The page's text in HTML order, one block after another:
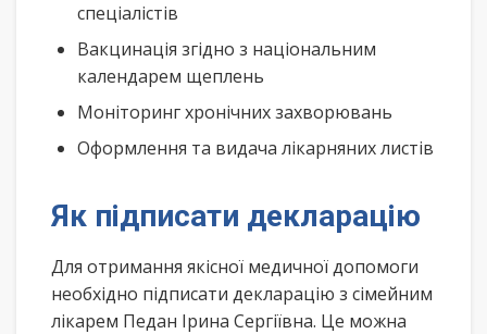
спеціалістів
Вакцинація згідно з національним
календарем щеплень
Моніторинг хронічних захворювань
Оформлення та видача лікарняних листів
Як підписати декларацію
Для отримання якісної медичної допомоги
необхідно підписати декларацію з сімейним
лікарем Педан Ірина Сергіївна. Це можна